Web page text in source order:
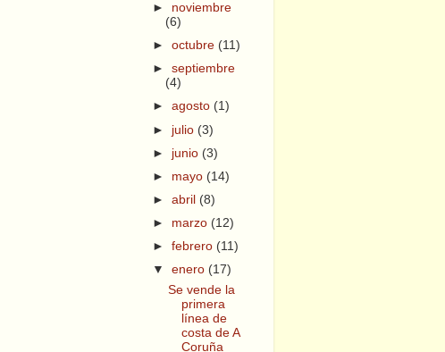
► noviembre
(6)
►octubre (11)
►septiembre
(4)
►agosto (1)
► julio (3)
► junio (3)
► mayo (14)
►abril (8)
► marzo (12)
►febrero (11)
▼enero (17)
Se vende la
primera
línea de
costa de A
Coruña